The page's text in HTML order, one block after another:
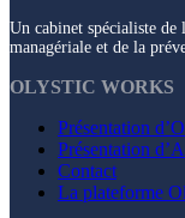
Un cabinet spécialiste
managériale et de la
OLYSTIC WORKS
Présentation
Présentation
Contact
La plateforme